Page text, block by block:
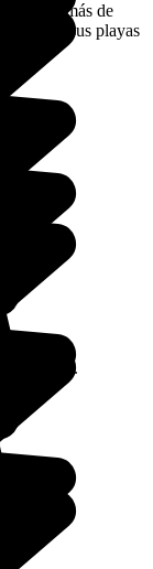
a sus más de
sus playas
de Ourika.